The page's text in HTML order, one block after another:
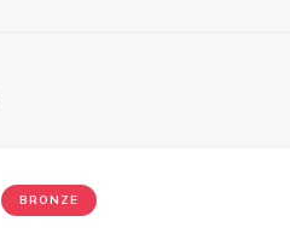
BRONZE